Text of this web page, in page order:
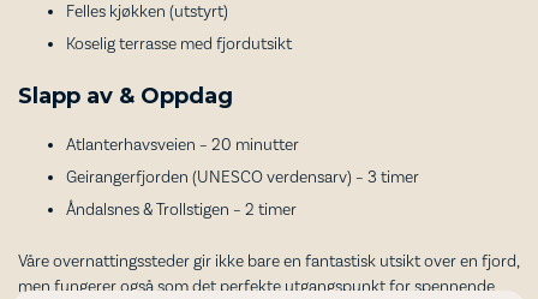
Felles kjøkken (utstyrt)
Koselig terrasse med fjordutsikt
Slapp av & Oppdag
Atlanterhavsveien – 20 minutter
Geirangerfjorden (UNESCO verdensarv) – 3 timer
Åndalsnes & Trollstigen – 2 timer
Våre overnattingssteder gir ikke bare en fantastisk utsikt over en fjord,
men fungerer også som det perfekte utgangspunkt for spennende